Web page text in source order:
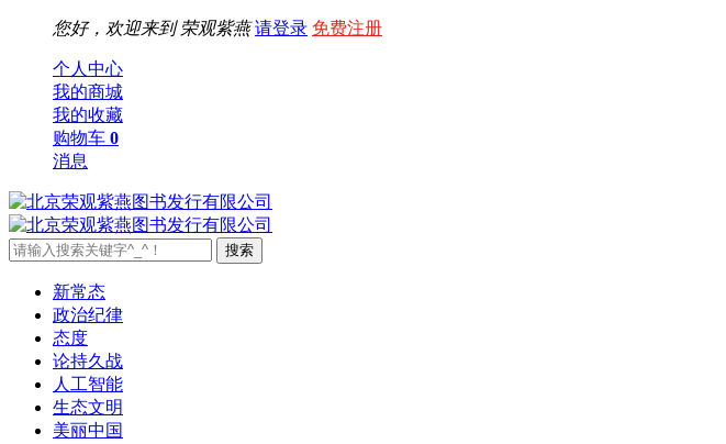
您好，欢迎来到 荣观紫燕 请登录 免费注册
个人中心
我的商城
我的收藏
购物车 0
消息
新常态
政治纪律
态度
论持久战
人工智能
生态文明
美丽中国